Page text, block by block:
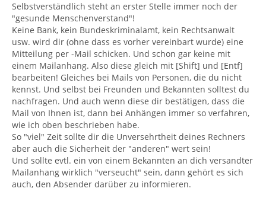
Selbstverständlich steht an erster Stelle immer noch der
"gesunde Menschenverstand"!
Keine Bank, kein Bundeskriminalamt, kein Rechtsanwalt
usw. wird dir (ohne dass es vorher vereinbart wurde) eine
Mitteilung per -Mail schicken. Und schon gar keine mit
einem Mailanhang. Also diese gleich mit [Shift] und [Entf]
bearbeiten! Gleiches bei Mails von Personen, die du nicht
kennst. Und selbst bei Freunden und Bekannten solltest du
nachfragen. Und auch wenn diese dir bestätigen, dass die
Mail von Ihnen ist, dann bei Anhängen immer so verfahren,
wie ich oben beschrieben habe.
So "viel" Zeit sollte dir die Unversehrtheit deines Rechners
aber auch die Sicherheit der "anderen" wert sein!
Und sollte evtl. ein von einem Bekannten an dich versandter
Mailanhang wirklich "verseucht" sein, dann gehört es sich
auch, den Absender darüber zu informieren.